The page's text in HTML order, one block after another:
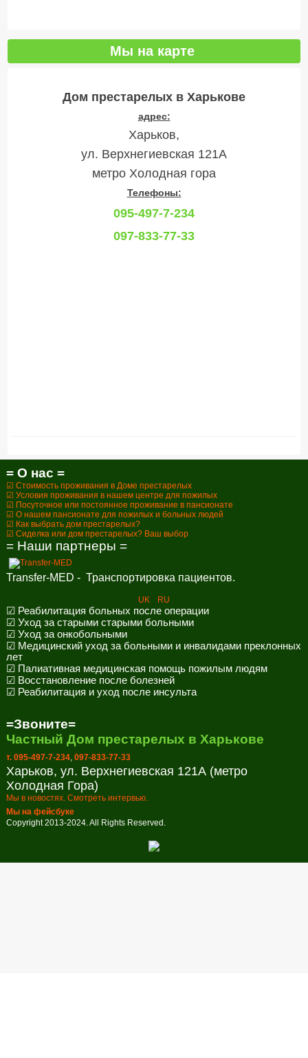
Мы на карте
Дом престарелых в Харькове
адрес:
Харьков,
ул. Верхнегиевская 121А
метро Холодная гора
Телефоны:
095-497-7-234
097-833-77-33
= О нас =
☑ Стоимость проживания в Доме престарелых
☑ Условия проживания в нашем центре для пожилых
☑ Посуточное или постоянное проживание в пансионате
☑ О нашем пансионате для пожилых и больных людей
☑ Как выбрать дом престарелых?
☑ Сиделка или дом престарелых? Ваш выбор
= Наши партнеры =
Transfer-MED - Транспортировка пациентов.
UK RU
☑ Реабилитация больных после операции
☑ Уход за старыми старыми больными
☑ Уход за онкобольными
☑ Медицинский уход за больными и инвалидами преклонных
лет
☑ Палиативная медицинская помощь пожилым людям
☑ Восстановление после болезней
☑ Реабилитация и уход после инсульта
=Звоните=
Частный Дом престарелых в Харькове
т. 095-497-7-234, 097-833-77-33
Харьков, ул. Верхнегиевская 121А (метро
Холодная Гора)
Мы в новостях. Смотреть интервью.
Мы на фейсбуке
Copyright 2013-2024. All Rights Reserved.